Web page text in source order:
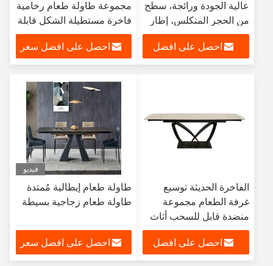
عالية الجودة ورائجة، سطح
من الحجر المتكلس، إطار
من الفولاذ المقاوم للصدأ،
أثاث غرفة الطعام
احصل على افضل
مجموعة طاولة طعام رخامية
فاخرة مستطيلة الشكل قابلة
للتمديد مع كراسي 6 مقاعد
للبيع
احصل على افضل سعر
الفاخرة الحديثة توسيع
غرفة الطعام مجموعة
منضدة قابل للسحب أثاث
المطبخ تمديد ملبد حجر
قرص من الرخام للمنضدة
طاولة طعام قابلة للتمديد
احصل على افضل
فيديو
طاولة طعام إيطالية مُمتدة
طاولة طعام زجاجية بسيطة
احصل على افضل سعر